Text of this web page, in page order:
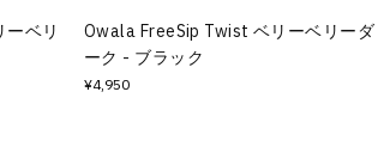
ベリ
Owala FreeSip Twist ベリーベリーダ
ーク - ブラック
¥4,950